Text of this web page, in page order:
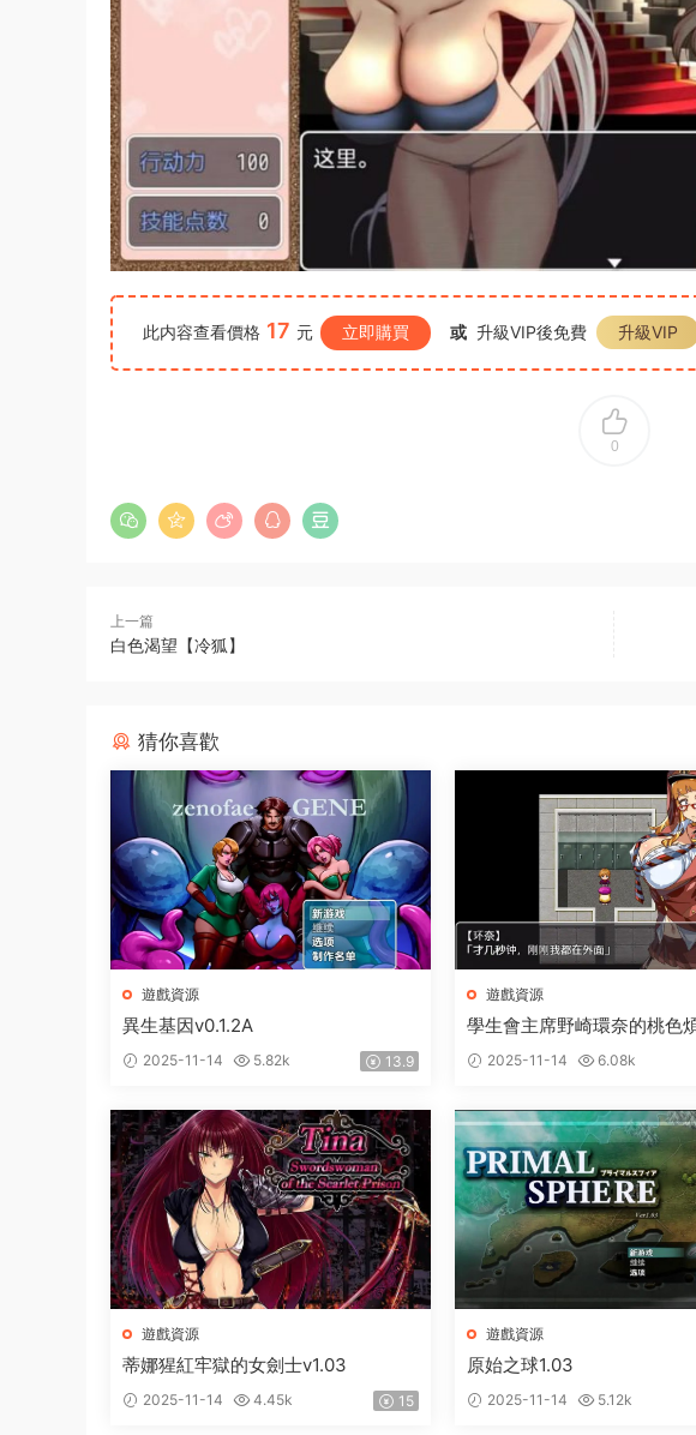
此内容查看價格 17 元 立即購買 或 升級VIP後免費 升級VIP
0
上一篇
白色渴望【冷狐】
猜你喜歡
遊戲資源
異生基因v0.1.2A
2025-11-14 5.82k 13.9
遊戲資源
學生會主席野崎環奈的桃色
2025-11-14 6.08k
遊戲資源
蒂娜猩紅牢獄的女劍士v1.03
2025-11-14 4.45k 15
遊戲資源
原始之球1.03
2025-11-14 5.12k